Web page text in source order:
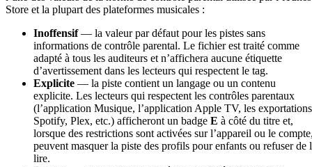
Store et la plupart des plateformes musicales :
Inoffensif— la valeur par défaut pour les pistes sans
informations de contrôle parental. Le fichier est traité comme
adapté à tous les auditeurs et n’affichera aucune étiquette
d’avertissement dans les lecteurs qui respectent le tag.
Explicite — la piste contient un langage ou un contenu
explicite. Les lecteurs qui respectent les contrôles parentaux
(l’application Musique, l’application Apple TV, les exportations
Spotify, Plex, etc.) afficheront un badge E à côté du titre et,
lorsque des restrictions sont activées sur l’appareil ou le
peuvent masquer la piste des profils pour enfants ou refuser de
lire.